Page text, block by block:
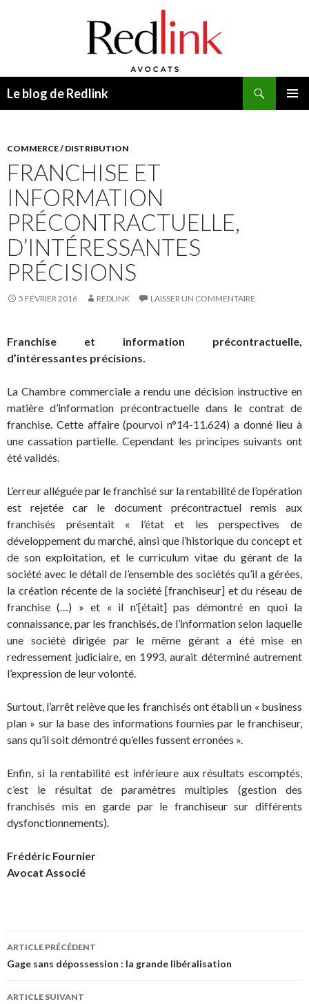
Le blog de Redlink
COMMERCE / DISTRIBUTION
FRANCHISE ET
INFORMATION
PRÉCONTRACTUELLE,
D’INTÉRESSANTES
PRÉCISIONS
5 FÉVRIER 2016 REDLINK LAISSER UN COMMENTAIRE
Franchise et information précontractuelle,
d’intéressantes précisions.
La Chambre commerciale a rendu une décision instructive en
matière d’information précontractuelle dans le contrat de
franchise. Cette affaire (pourvoi n°14-11.624) a donné lieu à
une cassation partielle. Cependant les principes suivants ont
été validés.
L’erreur alléguée par le franchisé sur la rentabilité de l’opération
est rejetée car le document précontractuel remis aux
franchisés présentait « l’état et les perspectives de
développement du marché, ainsi que l’historique du concept et
de son exploitation, et le curriculum vitae du gérant de la
société avec le détail de l’ensemble des sociétés qu’il a gérées,
la création récente de la société [franchiseur] et du réseau de
franchise (…) » et « il n'[était] pas démontré en quoi la
connaissance, par les franchisés, de l’information selon laquelle
une société dirigée par le même gérant a été mise en
redressement judiciaire, en 1993, aurait déterminé autrement
l’expression de leur volonté.
Surtout, l’arrêt relève que les franchisés ont établi un « business
plan » sur la base des informations fournies par le franchiseur,
sans qu’il soit démontré qu’elles fussent erronées ».
Enfin, si la rentabilité est inférieure aux résultats escomptés,
c’est le résultat de paramètres multiples (gestion des
franchisés mis en garde par le franchiseur sur différents
dysfonctionnements).
Frédéric Fournier
Avocat Associé
Navigation
des
articles
ARTICLE PRÉCÉDENT
Gage sans dépossession : la grande libéralisation
ARTICLE SUIVANT